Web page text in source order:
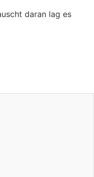
daran lag es